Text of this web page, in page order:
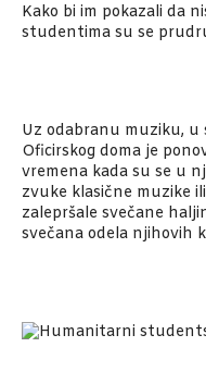
Kako bi im pokazali da
studentima su se
Uz odabranu muziku, u
Oficirskog doma je
vremena kada su se u
zvuke klasične muzike
zalepršale svečane
svečana odela njihovih